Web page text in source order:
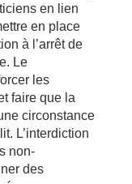
en lien
en place
à l’arrêt de
Le
les
faire que la
circonstance
L’interdiction
non-
des